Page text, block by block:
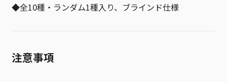
◆全10種・ランダム1種入り、ブラインド仕様
注意事項